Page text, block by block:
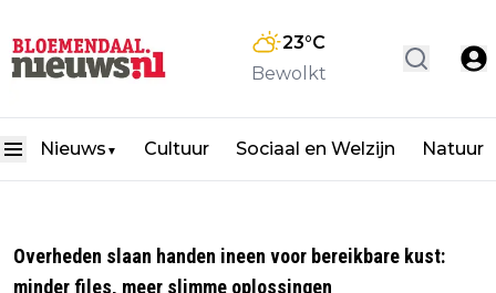
23°C
Bewolkt
Nieuws ▼ Cultuur Sociaal en Welzijn Natuur
Overheden slaan handen ineen voor bereikbare kust:
minder files, meer slimme oplossingen